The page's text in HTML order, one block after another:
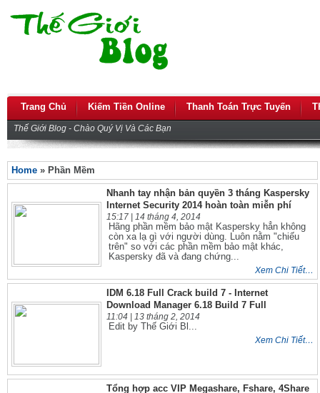
Trang Chủ Kiếm Tiền Online Thanh Toán Trực Tuyến
Thế Giới Blog - Chào Quý Vị Và Các Bạn
Home » Phần Mềm
Nhanh tay nhận bản quyền 3 tháng Kaspersky
Internet Security 2014 hoàn toàn miễn phí
15:17 | 14 tháng 4, 2014
Hãng phần mềm bảo mật Kaspersky hẳn không
còn xa lạ gì với người dùng. Luôn nằm "chiếu
trên" so với các phần mềm bảo mật khác,
Kaspersky đã và đang chứng...
Xem Chi Tiết…
IDM 6.18 Full Crack build 7 - Internet
Download Manager 6.18 Build 7 Full
11:04 | 13 tháng 2, 2014
Edit by Thế Giới Bl...
Xem Chi Tiết…
Tổng hợp acc VIP Megashare, Fshare, 4Share